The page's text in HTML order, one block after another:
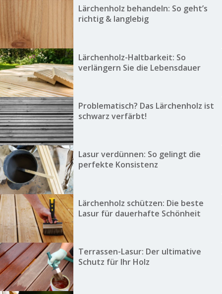
Lärchenholz behandeln: So geht’s
richtig & langlebig
Lärchenholz-Haltbarkeit: So
verlängern Sie die Lebensdauer
Problematisch? Das Lärchenholz ist
schwarz verfärbt!
Lasur verdünnen: So gelingt die
perfekte Konsistenz
Lärchenholz schützen: Die beste
Lasur für dauerhafte Schönheit
Terrassen-Lasur: Der ultimative
Schutz für Ihr Holz